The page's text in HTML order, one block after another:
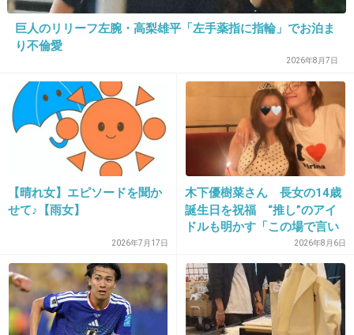
+20 -8
沢口靖子綺麗だなー
確かに年とってて若く見えるとかではないんだ
けど、なんでこんな綺麗なんだろ
知的で品と清潔感にあふれている
+85 -1
38. 匿名 2018/10/14(日) 21:26:28
武藤さん懐かし！というか知ってるファンも少
ないんじゃない？
巨人のリリーフ左腕・高梨雄平「左手薬指に指輪」でお泊ま
り不倫愛
2026年8月7日
【晴れ女】エピソードを聞か
せて♪【雨女】
2026年7月17日
木下優樹菜さん 長女の14歳
誕生日を祝福 “推し”のアイ
ドルも明かす「この場で言い
2026年8月6日